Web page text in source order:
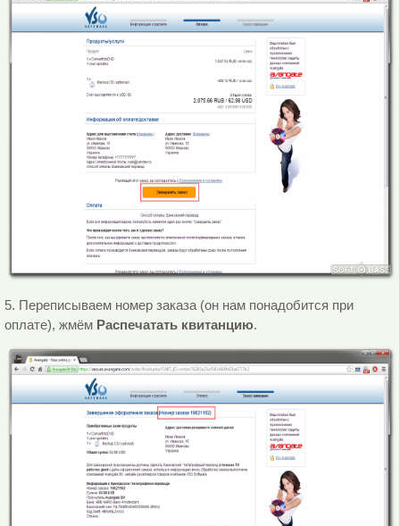
5. Переписываем номер заказа (он нам понадобится при
оплате), жмём Распечатать квитанцию.